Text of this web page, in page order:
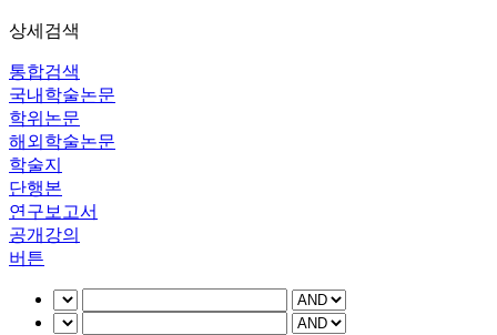
상세검색
통합검색
국내학술논문
학위논문
해외학술논문
학술지
단행본
연구보고서
공개강의
버튼